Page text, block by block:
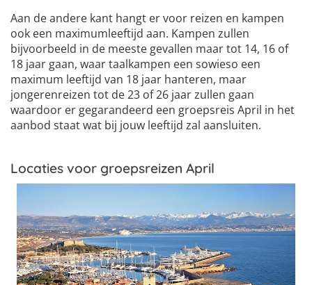
Aan de andere kant hangt er voor reizen en kampen
ook een maximumleeftijd aan. Kampen zullen
bijvoorbeeld in de meeste gevallen maar tot 14, 16 of
18 jaar gaan, waar taalkampen een sowieso een
maximum leeftijd van 18 jaar hanteren, maar
jongerenreizen tot de 23 of 26 jaar zullen gaan
waardoor er gegarandeerd een groepsreis April in het
aanbod staat wat bij jouw leeftijd zal aansluiten.
Locaties voor groepsreizen April